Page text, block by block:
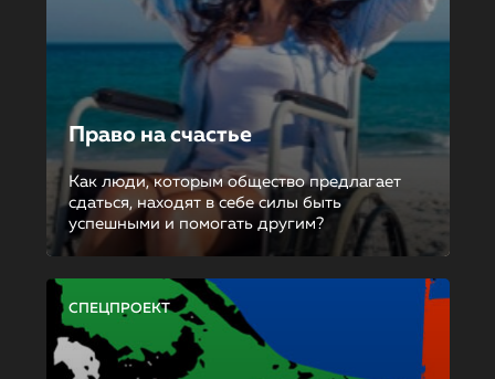
Право на счастье
Как люди, которым общество предлагает
сдаться, находят в себе силы быть
успешными и помогать другим?
СПЕЦПРОЕКТ